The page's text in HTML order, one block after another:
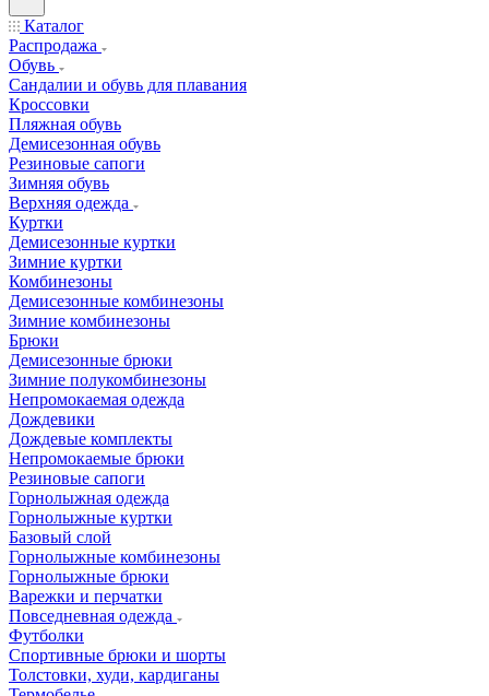
Каталог
Распродажа
Обувь
Сандалии и обувь для плавания
Кроссовки
Пляжная обувь
Демисезонная обувь
Резиновые сапоги
Зимняя обувь
Верхняя одежда
Куртки
Демисезонные куртки
Зимние куртки
Комбинезоны
Демисезонные комбинезоны
Зимние комбинезоны
Брюки
Демисезонные брюки
Зимние полукомбинезоны
Непромокаемая одежда
Дождевики
Дождевые комплекты
Непромокаемые брюки
Резиновые сапоги
Горнолыжная одежда
Горнолыжные куртки
Базовый слой
Горнолыжные комбинезоны
Горнолыжные брюки
Варежки и перчатки
Повседневная одежда
Футболки
Спортивные брюки и шорты
Толстовки, худи, кардиганы